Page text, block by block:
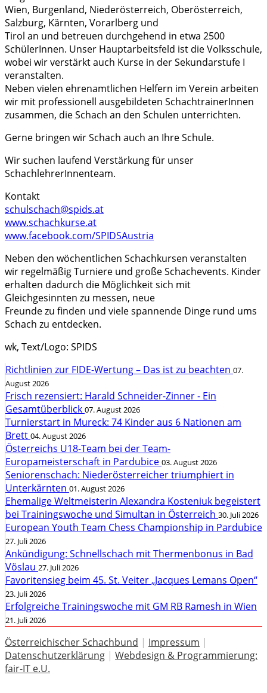
Wien, Burgenland, Niederösterreich, Oberösterreich,
Salzburg, Kärnten, Vorarlberg und
Tirol an und betreuen durchgehend in etwa 2500
SchülerInnen. Unser Hauptarbeitsfeld ist die Volksschule,
wobei wir verstärkt auch Kurse in der Sekundarstufe I
veranstalten.
Neben vielen ehrenamtlichen Helfern im Verein arbeiten
wir mit professionell ausgebildeten SchachtrainerInnen
zusammen, die Schach an den Schulen unterrichten.
Gerne bringen wir Schach auch an Ihre Schule.
Wir suchen laufend Verstärkung für unser
SchachlehrerInnenteam.
Kontakt
schulschach@spids.at
www.schachkurse.at
www.facebook.com/SPIDSAustria
Neben den wöchentlichen Schachkursen veranstalten
wir regelmäßig Turniere und große Schachevents. Kinder
erhalten dadurch die Möglichkeit sich mit
Gleichgesinnten zu messen, neue
Freunde zu finden und viele spannende Dinge rund ums
Schach zu entdecken.
wk, Text/Logo: SPIDS
Richtlinien zur FIDE-Wertung – Das ist zu beachten 07.
August 2026
Frisch rezensiert: Harald Schneider-Zinner - Ein
Gesamtüberblick 07. August 2026
Turnierstart in Mureck: 74 Kinder aus 6 Nationen am
Brett 04. August 2026
Österreichs U18-Team bei der Team-
Europameisterschaft in Pardubice 03. August 2026
Seniorenschach: Niederösterreicher triumphiert in
Unterkärnten 01. August 2026
Ehemalige Weltmeisterin Alexandra Kosteniuk begeistert
bei Trainingswoche und Simultan in Österreich 30. Juli 2026
European Youth Team Chess Championship in Pardubice
27. Juli 2026
Ankündigung: Schnellschach mit Thermenbonus in Bad
Vöslau 27. Juli 2026
Favoritensieg beim 45. St. Veiter „Jacques Lemans Open“
23. Juli 2026
Erfolgreiche Trainingswoche mit GM RB Ramesh in Wien
21. Juli 2026
Österreichischer Schachbund | Impressum |
Datenschutzerklärung | Webdesign & Programmierung:
fair-IT e.U.